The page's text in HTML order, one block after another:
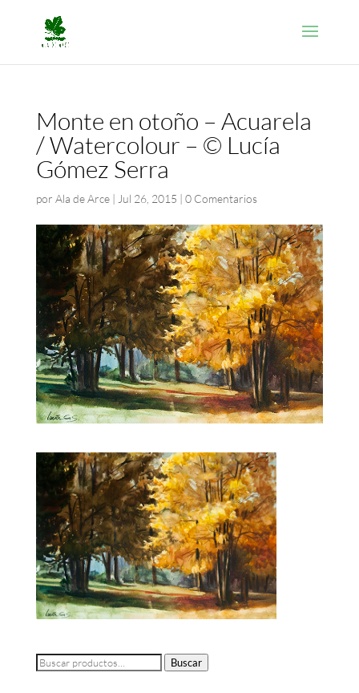
Monte en otoño – Acuarela
/ Watercolour – © Lucía
Gómez Serra
por Ala de Arce| Jul 26, 2015 | 0 Comentarios
Buscar
Buscar